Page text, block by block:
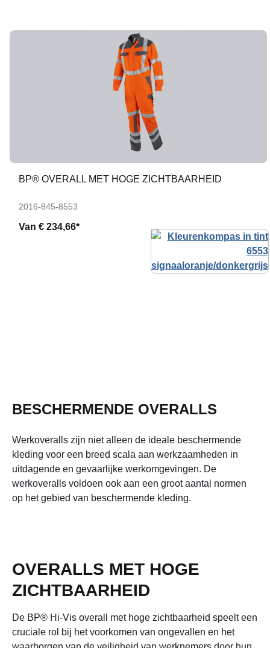
BP® OVERALL MET HOGE ZICHTBAARHEID
2016-845-8553
Van € 234,66*
BESCHERMENDE OVERALLS
Werkoveralls zijn niet alleen de ideale beschermende
kleding voor een breed scala aan werkzaamheden in
uitdagende en gevaarlijke werkomgevingen. De
werkoveralls voldoen ook aan een groot aantal normen
op het gebied van beschermende kleding.
OVERALLS MET HOGE
ZICHTBAARHEID
De BP® Hi-Vis overall met hoge zichtbaarheid speelt een
cruciale rol bij het voorkomen van ongevallen en het